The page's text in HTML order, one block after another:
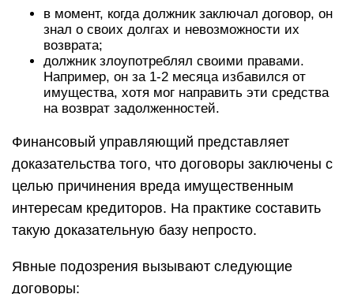
в момент, когда должник заключал договор, он
знал о своих долгах и невозможности их
возврата;
должник злоупотреблял своими правами.
Например, он за 1-2 месяца избавился от
имущества, хотя мог направить эти средства
на возврат задолженностей.
Финансовый управляющий представляет
доказательства того, что договоры заключены с
целью причинения вреда имущественным
интересам кредиторов. На практике составить
такую доказательную базу непросто.
Явные подозрения вызывают следующие
договоры: